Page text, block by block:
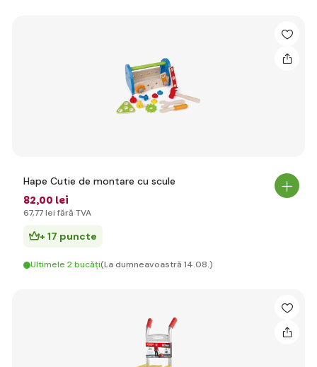
Hape Cutie de montare cu scule
82,00 lei
67,77 lei fără TVA
+ 17 puncte
Ultimele 2 bucăți(La dumneavoastră 14.08.)